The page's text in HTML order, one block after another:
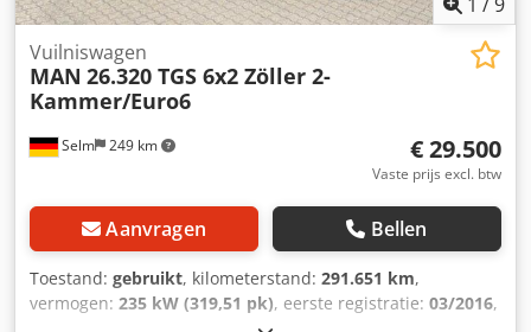
Selm 249 km
Vuilniswagen
MAN 26.320 TGS 6x2 Zöller 2-
Kammer/Euro6
€ 29.500
Vaste prijs excl. btw
Aanvragen Bellen
Toestand: gebruikt, kilometerstand: 291.651 km,
vermogen: 235 kW (319,51 pk), eerste registratie: 03/2016,